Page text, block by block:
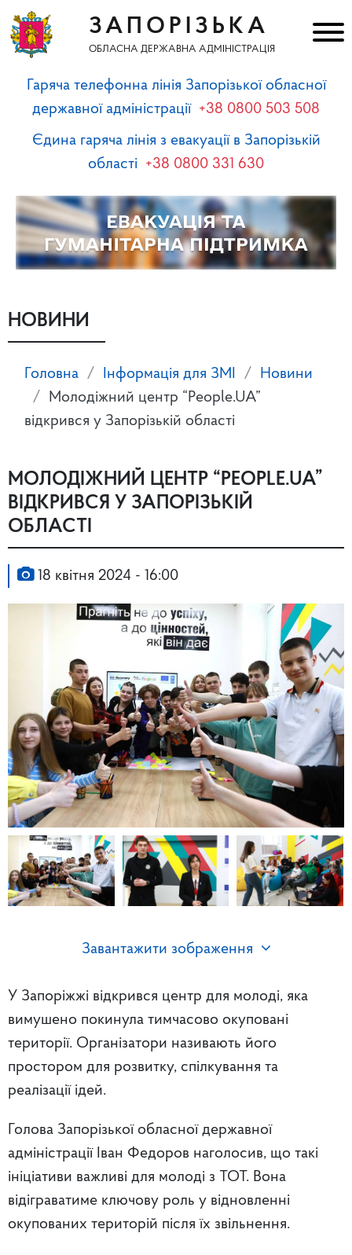
ЗАПОРІЗЬКА
ОБЛАСНА ДЕРЖАВНА АДМІНІСТРАЦІЯ
Гаряча телефонна лінія Запорізької обласної
державної адміністрації +38 0800 503 508
Єдина гаряча лінія з евакуації в Запорізькій
області +38 0800 331 630
НОВИНИ
Головна Інформація для ЗМІ
Новини
Молодіжний центр “People.UA”
відкрився у Запорізькій області
МОЛОДІЖНИЙ ЦЕНТР “PEOPLE.UA”
ВІДКРИВСЯ У ЗАПОРІЗЬКІЙ
ОБЛАСТІ
18 квітня 2024 - 16:00
Завантажити зображення
У Запоріжжі відкрився центр для молоді, яка
вимушено покинула тимчасово окуповані
території. Організатори називають його
простором для розвитку, спілкування та
реалізації ідей.
Голова Запорізької обласної державної
адміністрації Іван Федоров наголосив, що такі
ініціативи важливі для молоді з ТОТ. Вона
відіграватиме ключову роль у відновленні
окупованих територій після їх звільнення.